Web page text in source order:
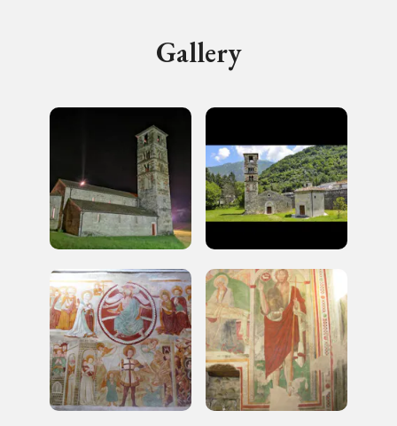
Gallery
2012, 2016, 2018, 2020, 2022
Registrati alla newsletter
Accedi alle informazioni per te più interessanti,
a quelle inerenti i luoghi più vicini e gli eventi
organizzati
REGISTRATI